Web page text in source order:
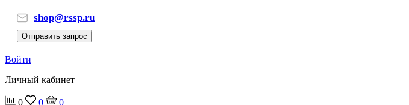
shop@rssp.ru
Отправить запрос
Войти
Личный кабинет
0 0
0